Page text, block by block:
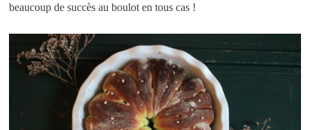
beaucoup de succès au boulot en tous cas !